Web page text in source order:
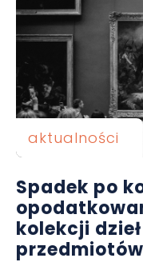
aktualności
Spadek po
kolekcji